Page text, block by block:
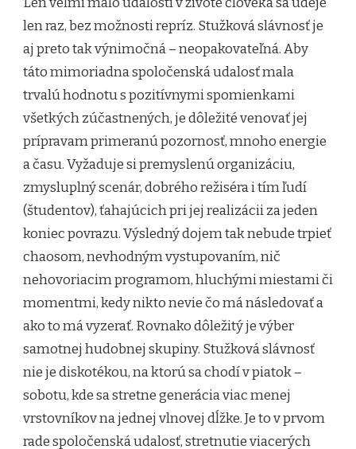
len raz, bez možnosti repríz. Stužková slávnosť je
aj preto tak výnimočná – neopakovateľná. Aby
táto mimoriadna spoločenská udalosť mala
trvalú hodnotu s pozitívnymi spomienkami
všetkých zúčastnených, je dôležité venovať jej
prípravam primeranú pozornosť, mnoho energie
a času. Vyžaduje si premyslenú organizáciu,
zmysluplný scenár, dobrého režiséra i tím ľudí
(študentov), ťahajúcich pri jej realizácii za jeden
koniec povrazu. Výsledný dojem tak nebude trpieť
chaosom, nevhodným vystupovaním, nič
nehovoriacim programom, hluchými miestami či
momentmi, kedy nikto nevie čo má následovať a
ako to má vyzerať. Rovnako dôležitý je výber
samotnej hudobnej skupiny. Stužková slávnosť
nie je diskotékou, na ktorú sa chodí v piatok –
sobotu, kde sa stretne generácia viac menej
vrstovníkov na jednej vlnovej dĺžke. Je to v prvom
rade spoločenská udalosť, stretnutie viacerých